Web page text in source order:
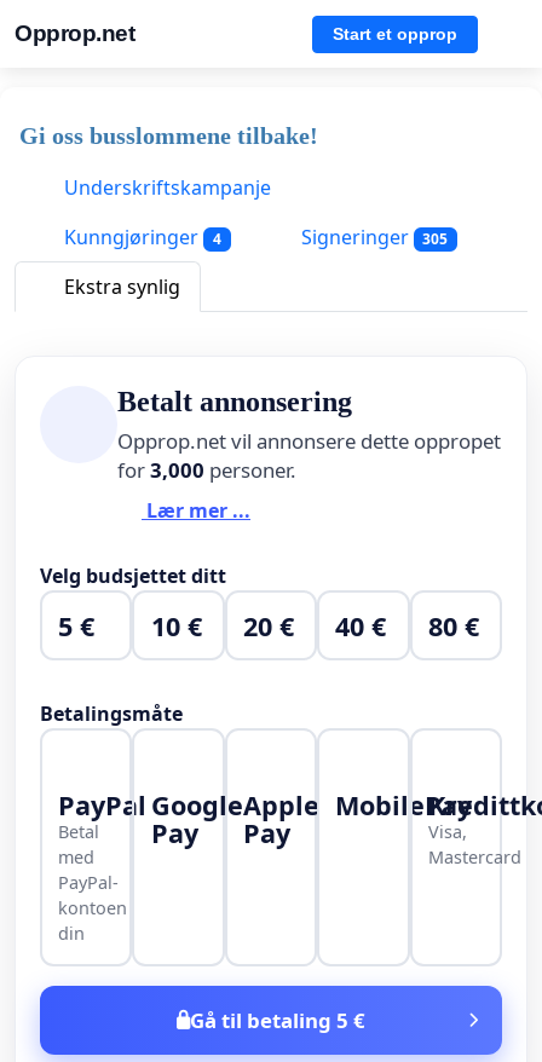
Opprop.net Start et opprop
Gi oss busslommene tilbake!
Underskriftskampanje
Kunngjøringer
4 Signeringer 305
Ekstra synlig
Betalt annonsering
Opprop.net vil annonsere dette oppropet
for3,000 personer.
Lær mer ...
Velg budsjettet ditt
5 € 10 € 20 € 40 € 80 €
Betalingsmåte
PayPal
Betal
med
PayPal-
kontoen
din
Google
Pay
Apple
Pay
MobilePay
Visa,
Mastercard
Gå til betaling 5 €